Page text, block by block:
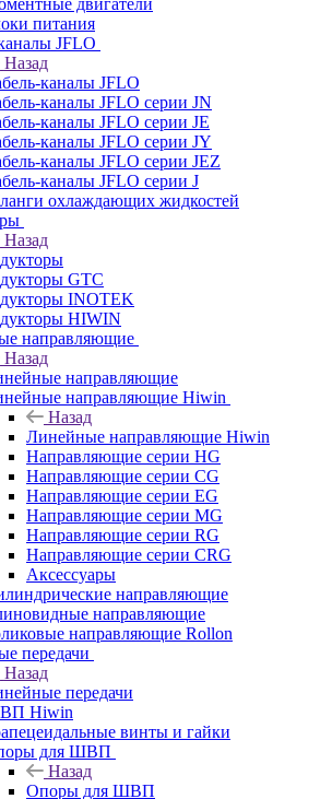
двигатели
питания
JFLO
Назад
каналы JFLO
каналы JFLO серии JN
каналы JFLO серии JE
каналы JFLO серии JY
каналы JFLO серии JEZ
каналы JFLO серии J
охлаждающих жидкостей
Назад
GTC
INOTEK
HIWIN
направляющие
Назад
направляющие
направляющие Hiwin
Назад
Линейные направляющие Hiwin
Направляющие серии HG
Направляющие серии CG
Направляющие серии EG
Направляющие серии MG
Направляющие серии RG
Направляющие серии CRG
Аксессуары
направляющие
направляющие
направляющие Rollon
передачи
Назад
передачи
Hiwin
винты и гайки
для ШВП
Назад
Опоры для ШВП